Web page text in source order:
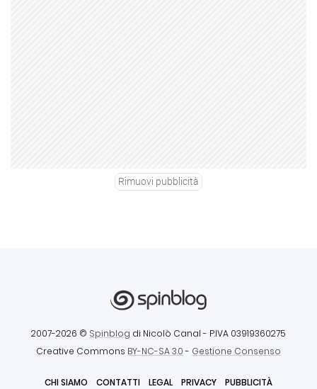
Rimuovi pubblicità
2007-2026 © Spinblog di Nicolò Canal - P.IVA 03919360275
Creative Commons BY-NC-SA 3.0- Gestione Consenso
CHI SIAMO CONTATTI LEGAL PRIVACY PUBBLICITÀ